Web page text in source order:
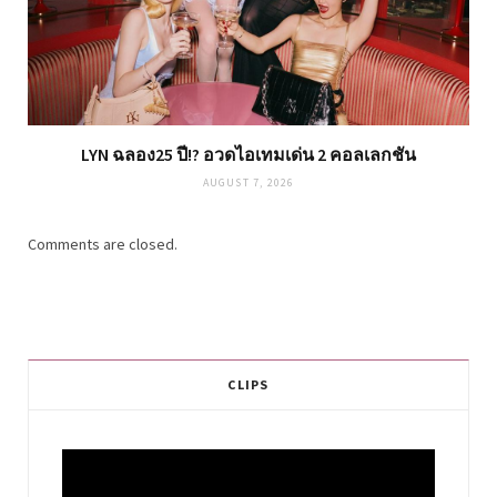
LYN ฉลอง25 ปี!? อวดไอเทมเด่น 2 คอลเลกชัน
AUGUST 7, 2026
Comments are closed.
CLIPS